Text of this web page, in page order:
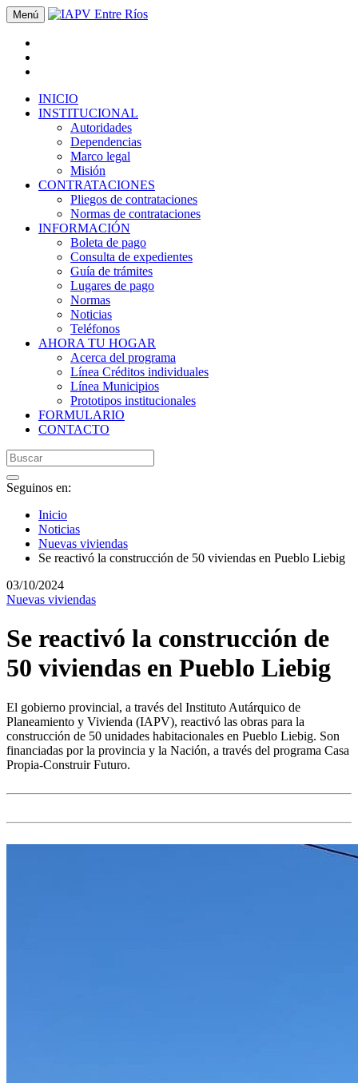
Menú
INICIO
INSTITUCIONAL
Autoridades
Dependencias
Marco legal
Misión
CONTRATACIONES
Pliegos de contrataciones
Normas de contrataciones
INFORMACIÓN
Boleta de pago
Consulta de expedientes
Guía de trámites
Lugares de pago
Normas
Noticias
Teléfonos
AHORA TU HOGAR
Acerca del programa
Línea Créditos individuales
Línea Municipios
Prototipos institucionales
FORMULARIO
CONTACTO
Seguinos en:
Inicio
Noticias
Nuevas viviendas
Se reactivó la construcción de 50 viviendas en Pueblo Liebig
03/10/2024
Nuevas viviendas
Se reactivó la construcción de
50 viviendas en Pueblo Liebig
El gobierno provincial, a través del Instituto Autárquico de
Planeamiento y Vivienda (IAPV), reactivó las obras para la
construcción de 50 unidades habitacionales en Pueblo Liebig. Son
financiadas por la provincia y la Nación, a través del programa Casa
Propia-Construir Futuro.